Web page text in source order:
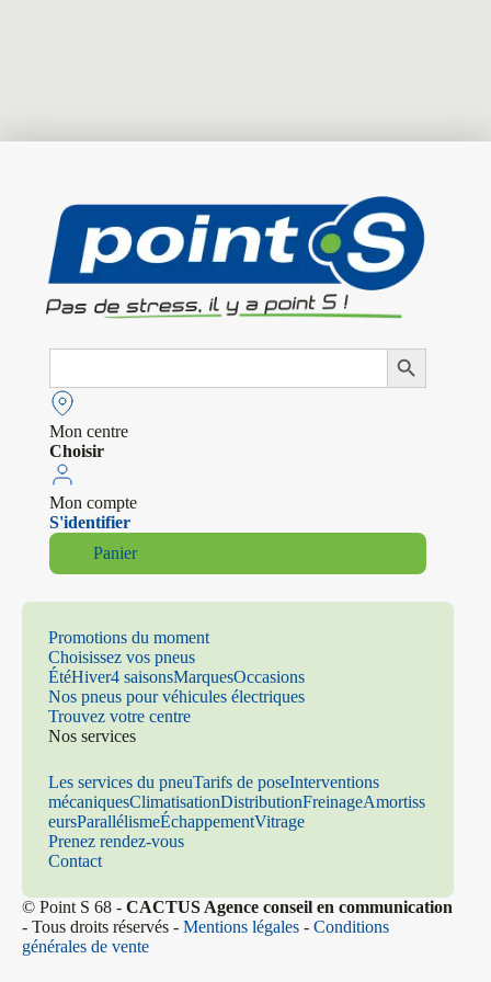
Search
Search Button
Mon centre
Choisir
Mon compte
S'identifier
Panier
Promotions du moment
Choisissez vos pneus
ÉtéHiver4 saisonsMarquesOccasions
Nos pneus pour véhicules électriques
Trouvez votre centre
Nos services
Les services du pneuTarifs de poseInterventions
mécaniquesClimatisationDistributionFreinageAmortiss
eursParallélismeÉchappementVitrage
Prenez rendez-vous
Contact
© Point S 68 - CACTUS Agence conseil en communication
- Tous droits réservés - Mentions légales - Conditions
générales de vente